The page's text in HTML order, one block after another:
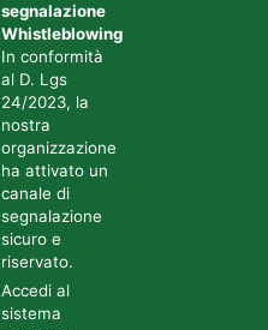
segnalazione
Whistleblowing
In conformità
al D. Lgs
24/2023, la
nostra
organizzazione
ha attivato un
canale di
segnalazione
sicuro e
riservato.
Accedi al
sistema